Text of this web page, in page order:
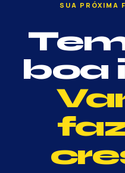
SUA PRÓXIMA
boa